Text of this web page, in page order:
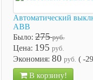
Автоматический
ABB
Было: 275 руб.
Цена: 195 руб.
Экономия: 80 руб. ( -
В корзину!